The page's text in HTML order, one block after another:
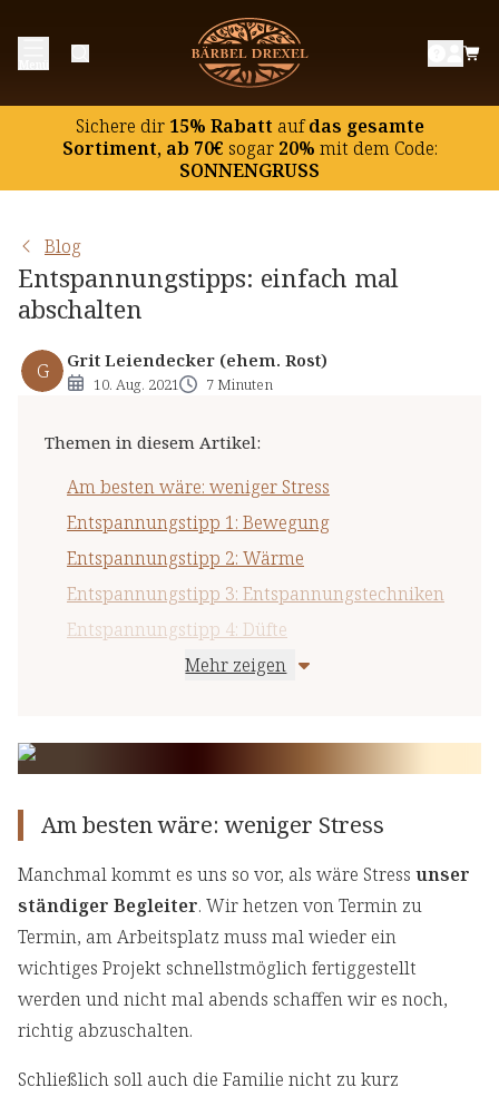
Sichere dir15% Rabatt aufdas gesamte
Sortiment, ab 70€ sogar20% mit dem Code:
SONNENGRUSS
Blog
Entspannungstipps: einfach mal
abschalten
G Grit Leiendecker (ehem. Rost)
10. Aug. 2021 7 Minuten
Themen in diesem Artikel:
Am besten wäre: weniger Stress
Entspannungstipp 1: Bewegung
Entspannungstipp 2: Wärme
Entspannungstipp 3: Entspannungstechniken
Entspannungstipp 4: Düfte
Entspannungstipp 5: Massagen
Mehr zeigen
Am besten wäre: weniger Stress
Entspannungstipp 1: Bewegung
Entspannungstipp 2: Wärme
Entspannungstipp 3: Entspannungstechniken
Entspannungstipp 4: Düfte
Am besten wäre: weniger Stress
Manchmal kommt es uns so vor, als wäre Stress unser
ständiger Begleiter. Wir hetzen von Termin zu
Termin, am Arbeitsplatz muss mal wieder ein
wichtiges Projekt schnellstmöglich fertiggestellt
werden und nicht mal abends schaffen wir es noch,
richtig abzuschalten.
Schließlich soll auch die Familie nicht zu kurz